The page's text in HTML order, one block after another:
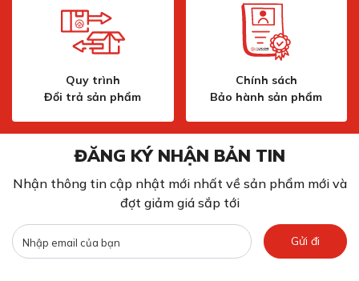
Kết hợp chương trình cơ bản và tính năng đặc biệt
trong một nút nhất Favourite
Kết nối và điều khiển máy rửa chén
Quy trình
Đổi trả sản phẩm
Chính sách
Bảo hành sản phẩm
ĐĂNG KÝ NHẬN BẢN TIN
Nhận thông tin cập nhật mới nhất về sản phẩm mới và
đợt giảm giá sắp tới
Gửi đi